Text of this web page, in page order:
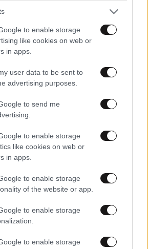
to enable storage
like cookies on web or
in apps.
user data to be sent to
advertising purposes.
to send me
to enable storage
like cookies on web or
in apps.
to enable storage
of the website or app.
to enable storage
to enable storage
στην Ελλάδα λίγο πριν
η οικογένεια